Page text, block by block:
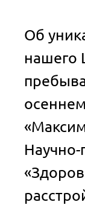
Об
нашего
Научно-